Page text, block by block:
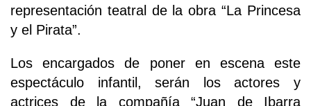
representación teatral de la obra “La Princesa
y el Pirata”.
Los encargados de poner en escena este
espectáculo infantil, serán los actores y
actrices de la compañía “Juan de Ibarra